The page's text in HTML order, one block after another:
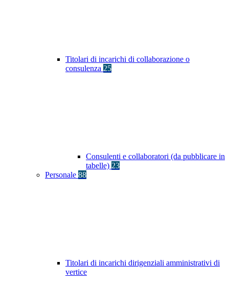
Titolari di incarichi di collaborazione o
consulenza 25
Consulenti e collaboratori (da pubblicare in
tabelle) 23
Personale 88
Titolari di incarichi dirigenziali amministrativi di
vertice